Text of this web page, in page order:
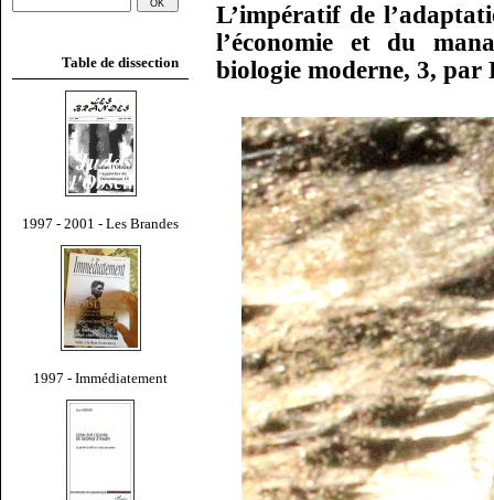
Table de dissection
1997 - 2001 - Les Brandes
1997 - Immédiatement
L’impératif de
l’économie et du
biologie moderne, 3, par